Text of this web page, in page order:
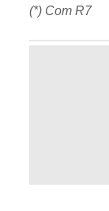
(*) Com R7